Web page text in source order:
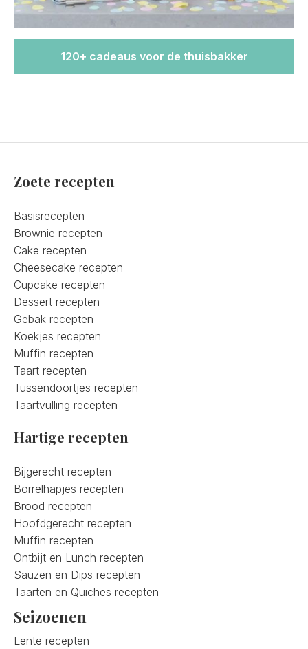
120+ cadeaus voor de thuisbakker
Zoete recepten
Basisrecepten
Brownie recepten
Cake recepten
Cheesecake recepten
Cupcake recepten
Dessert recepten
Gebak recepten
Koekjes recepten
Muffin recepten
Taart recepten
Tussendoortjes recepten
Taartvulling recepten
Hartige recepten
Bijgerecht recepten
Borrelhapjes recepten
Brood recepten
Hoofdgerecht recepten
Muffin recepten
Ontbijt en Lunch recepten
Sauzen en Dips recepten
Taarten en Quiches recepten
Seizoenen
Lente recepten